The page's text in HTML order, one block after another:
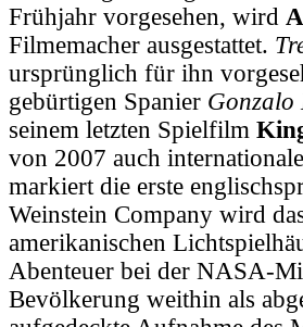
Frühjahr vorgesehen, wird
Filmemacher ausgestattet.
ursprünglich für ihn
gebürtigen Spanier Gonzalo
seinem letzten Spielfilm
von 2007 auch
markiert die erste
Weinstein Company wird
amerikanischen
Abenteuer bei der NASA-
Bevölkerung weithin als